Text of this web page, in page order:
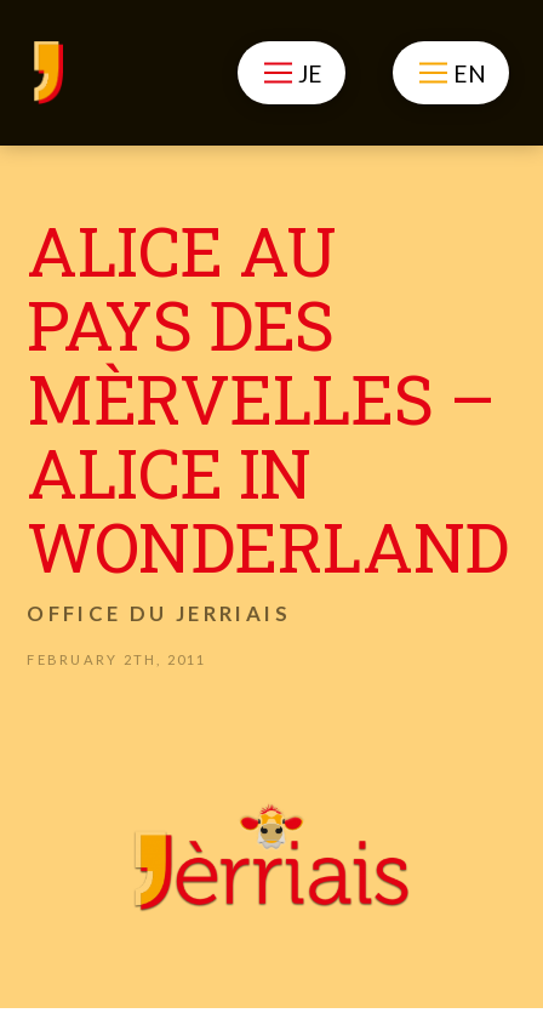
JE EN
ALICE AU
PAYS DES
MÈRVELLES –
ALICE IN
WONDERLAND
OFFICE DU JERRIAIS
FEBRUARY 2TH, 2011